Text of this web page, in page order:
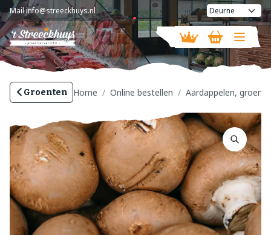
Mailinfo@streeckhuys.nl
Vandaag geopend van08:30 - 18:00
Groenten Home Online bestellen Aardappelen,